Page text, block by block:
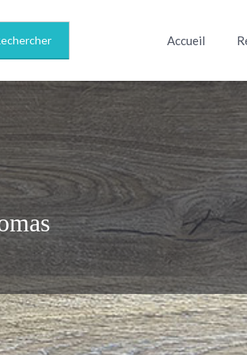
Accueil
sur le livre Avis 0